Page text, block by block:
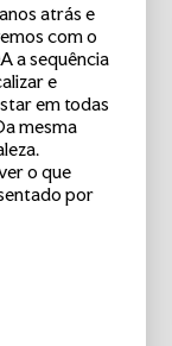
atrás e
com o
a sequência
e
em todas
mesma
o que
por